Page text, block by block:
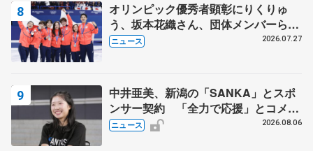
オリンピック優秀者顕彰にりくりゅ
う、坂本花織さん、団体メンバーら
8月7日に文科省が表彰式、ブルーノ・
ニュース 2026.07.27
中井亜美、新潟の「SANKA」とスポ
ンサー契約 「全力で応援」とコメン
ト
ニュース 2026.08.06